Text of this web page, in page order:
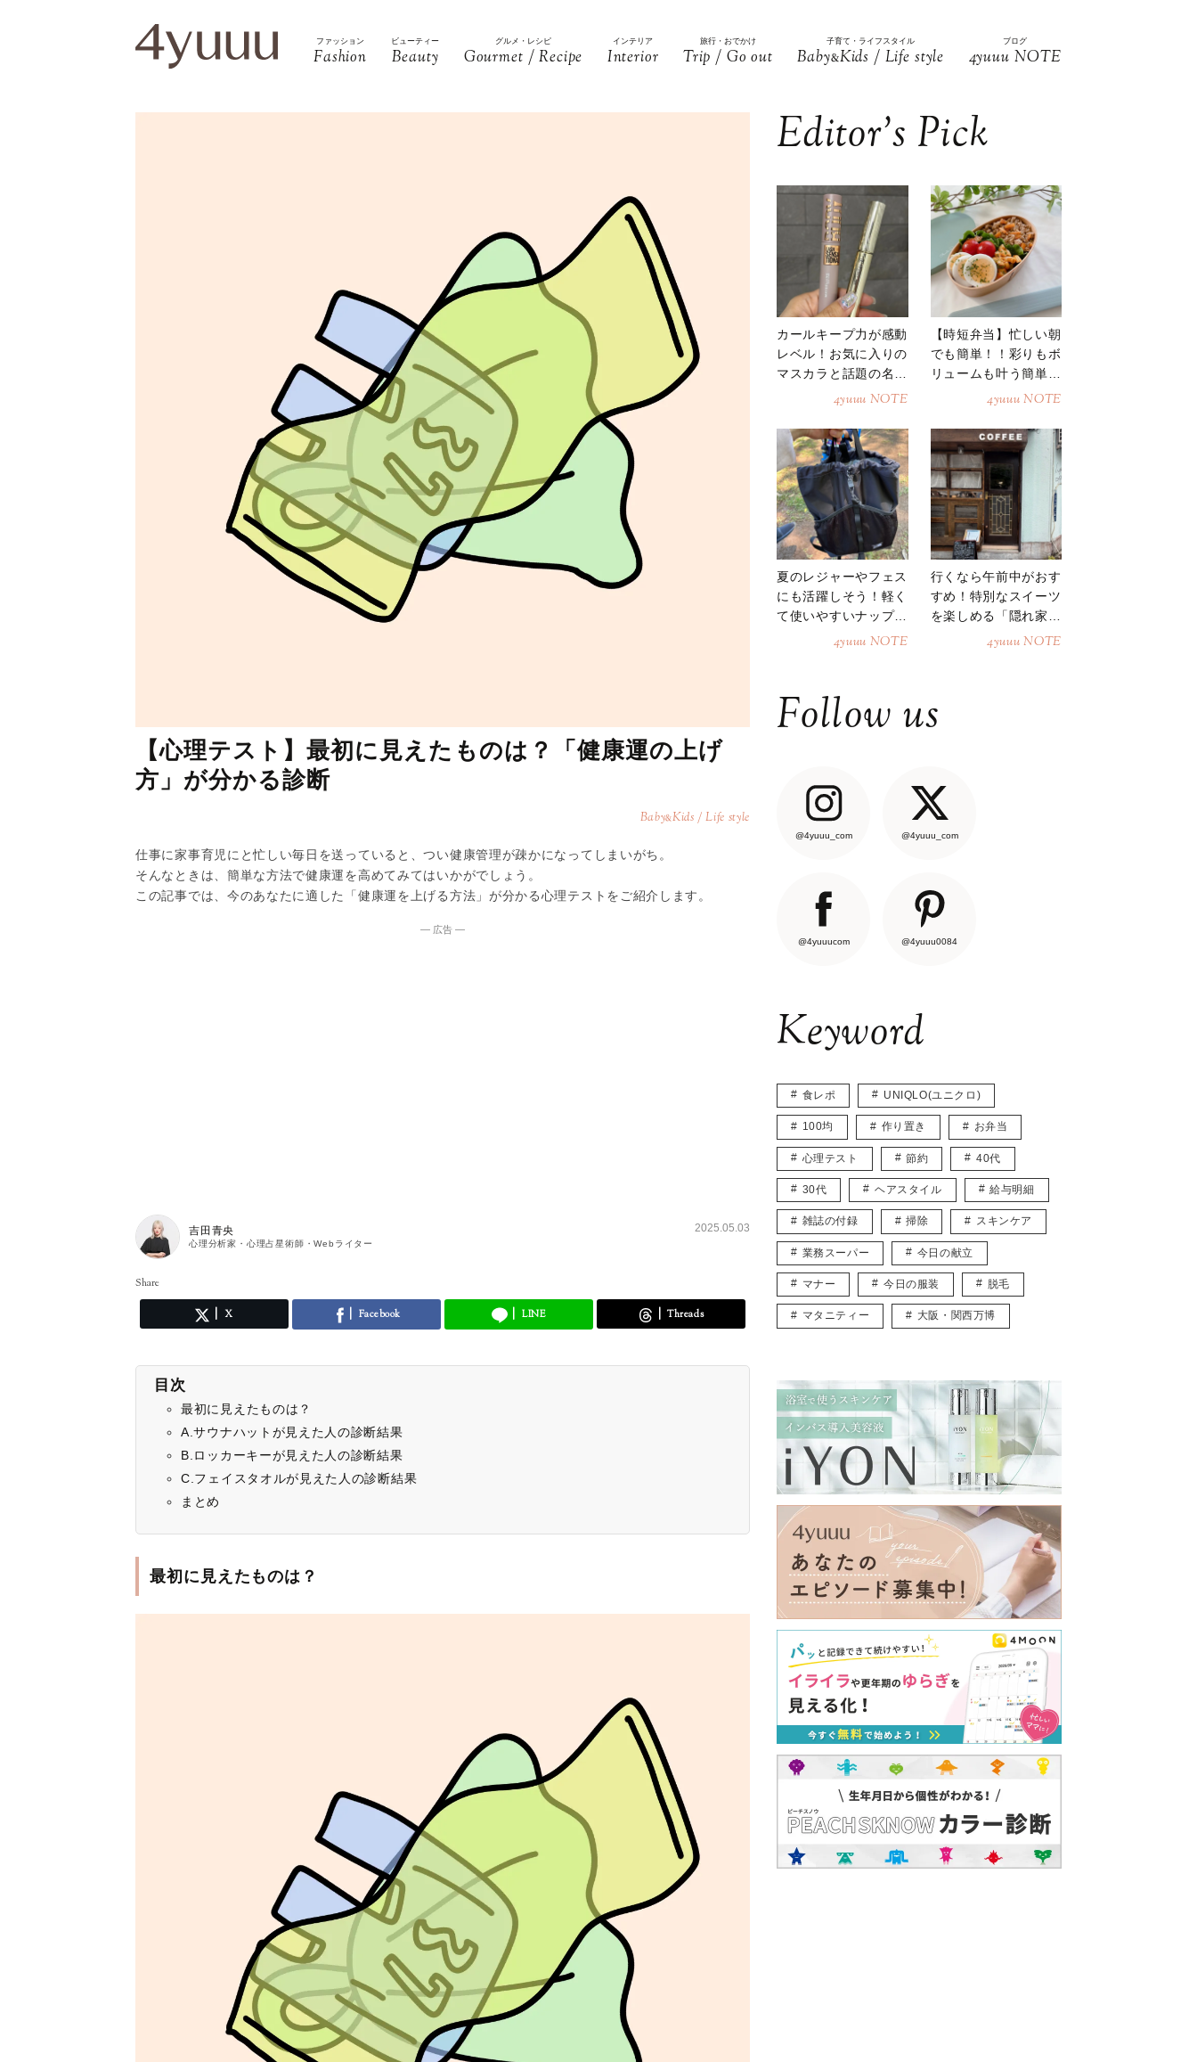
ファッション
Fashion
ビューティー
Beauty
グルメ・レシピ
Gourmet / Recipe
インテリア
Interior
旅行・おでかけ
Trip / Go out
子育て・ライフスタイル
Baby&Kids / Life style
ブログ
4yuuu NOTE
【心理テスト】最初に見えたものは？「健康運の上げ
方」が分かる診断
Baby&Kids / Life style
仕事に家事育児にと忙しい毎日を送っていると、つい健康管理が疎かになってしまいがち。
そんなときは、簡単な方法で健康運を高めてみてはいかがでしょう。
この記事では、今のあなたに適した「健康運を上げる方法」が分かる心理テストをご紹介します。
― 広告 ―
吉田青央
心理分析家・心理占星術師・Webライター
2025.05.03
Share
X Facebook LINE Threads
目次
最初に見えたものは？
A.サウナハットが見えた人の診断結果
B.ロッカーキーが見えた人の診断結果
C.フェイスタオルが見えた人の診断結果
まとめ
最初に見えたものは？
Editor’s Pick
カールキープ力が感動
レベル！お気に入りの
マスカラと話題の名品
4yuuu NOTE
【時短弁当】忙しい朝
でも簡単！！彩りもボ
リュームも叶う簡単そ
4yuuu NOTE
夏のレジャーやフェス
にも活躍しそう！軽く
て使いやすいナップサ
4yuuu NOTE
行くなら午前中がおす
すめ！特別なスイーツ
を楽しめる「隠れ家カ
4yuuu NOTE
Follow us
@4yuuu_com @4yuuu_com
@4yuuucom @4yuuu0084
Keyword
食レポ UNIQLO(ユニクロ)
100均 作り置き お弁当
心理テスト 節約 40代
30代 ヘアスタイル 給与明細
雑誌の付録 掃除 スキンケア
業務スーパー 今日の献立
マナー 今日の服装 脱毛
マタニティー 大阪・関西万博